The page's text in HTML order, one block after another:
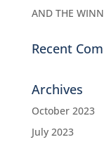
AND THE
Recent
Archives
October 2023
July 2023